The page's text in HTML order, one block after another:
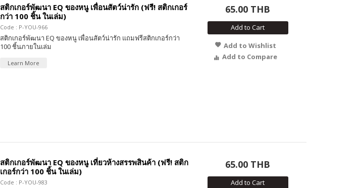
สติกเกอร์พัฒนา EQ ของหนู เพื่อนสัตว์น่ารัก (ฟรี! สติกเกอร์
กว่า 100 ชิ้น ในเล่ม)
Code : P-YOU-966
สติกเกอร์พัฒนา EQ ของหนู เพื่อนสัตว์น่ารัก แถมฟรีสติกเกอร์กว่า
100 ชิ้นภายในเล่ม
Learn More
65.00 THB
Add to Cart
Add to Wishlist
Add to Compare
สติกเกอร์พัฒนา EQ ของหนู เที่ยวห้างสรรพสินค้า (ฟรี! สติก
เกอร์กว่า 100 ชิ้น ในเล่ม)
Code : P-YOU-983
65.00 THB
Add to Cart